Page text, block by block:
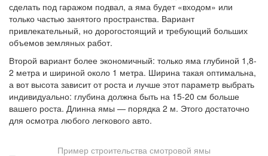
сделать под гаражом подвал, а яма будет «входом» или
только частью занятого пространства. Вариант
привлекательный, но дорогостоящий и требующий больших
объемов земляных работ.
Второй вариант более экономичный: только яма глубиной 1,8-
2 метра и шириной около 1 метра. Ширина такая оптимальна,
а вот высота зависит от роста и лучше этот параметр выбрать
индивидуально: глубина должна быть на 15-20 см больше
вашего роста. Длинна ямы — порядка 2 м. Этого достаточно
для осмотра любого легкового авто.
Пример строительства смотровой ямы